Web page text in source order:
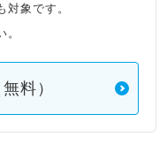
象です。
料）